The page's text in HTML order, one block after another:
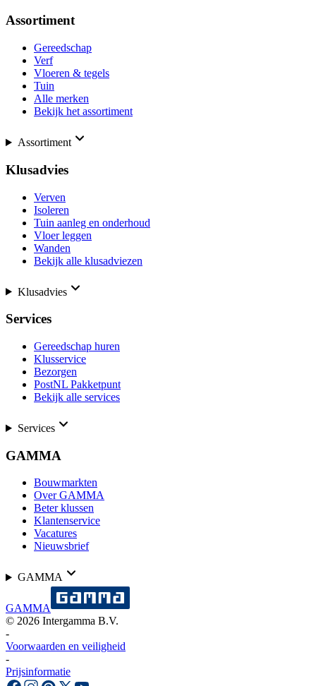
Assortiment
Gereedschap
Verf
Vloeren & tegels
Tuin
Alle merken
Bekijk het assortiment
Assortiment
Klusadvies
Verven
Isoleren
Tuin aanleg en onderhoud
Vloer leggen
Wanden
Bekijk alle klusadviezen
Klusadvies
Services
Gereedschap huren
Klusservice
Bezorgen
PostNL Pakketpunt
Bekijk alle services
Services
GAMMA
Bouwmarkten
Over GAMMA
Beter klussen
Klantenservice
Vacatures
Nieuwsbrief
GAMMA
GAMMA
© 2026 Intergamma B.V.
-
Voorwaarden en veiligheid
-
Prijsinformatie